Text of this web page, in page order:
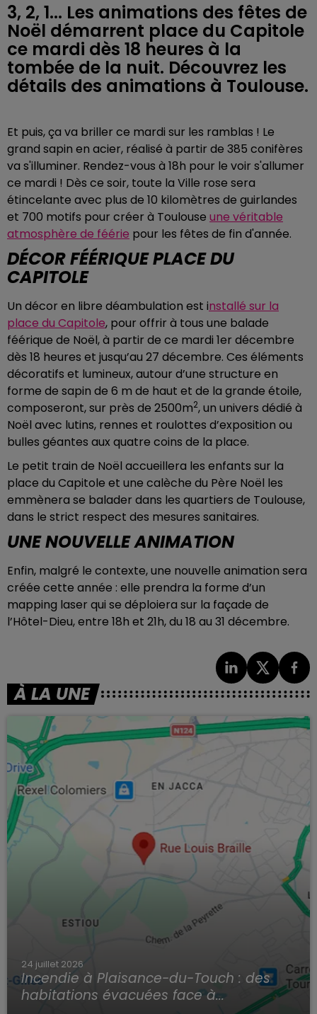
3, 2, 1... Les animations des fêtes de
Noël démarrent place du Capitole
ce mardi dès 18 heures à la
tombée de la nuit. Découvrez les
détails des animations à Toulouse.
Et puis, ça va briller ce mardi sur les ramblas ! Le
grand sapin en acier, réalisé à partir de 385 conifères
va s'illuminer. Rendez-vous à 18h pour le voir s'allumer
ce mardi ! Dès ce soir, toute la Ville rose sera
étincelante avec plus de 10 kilomètres de guirlandes
et 700 motifs pour créer à Toulouse une véritable
atmosphère de féérie pour les fêtes de fin d'année.
DÉCOR FÉÉRIQUE PLACE DU
CAPITOLE
Un décor en libre déambulation est installé sur la
place du Capitole, pour offrir à tous une balade
féérique de Noël, à partir de ce mardi 1er décembre
dès 18 heures et jusqu’au 27 décembre. Ces éléments
décoratifs et lumineux, autour d’une structure en
forme de sapin de 6 m de haut et de la grande étoile,
composeront, sur près de 2500m2, un univers dédié à
Noël avec lutins, rennes et roulottes d’exposition ou
bulles géantes aux quatre coins de la place.
Le petit train de Noël accueillera les enfants sur la
place du Capitole et une calèche du Père Noël les
emmènera se balader dans les quartiers de Toulouse,
dans le strict respect des mesures sanitaires.
UNE NOUVELLE ANIMATION
Enfin, malgré le contexte, une nouvelle animation sera
créée cette année : elle prendra la forme d’un
mapping laser qui se déploiera sur la façade de
l’Hôtel-Dieu, entre 18h et 21h, du 18 au 31 décembre.
À LA UNE
24 juillet 2026
Incendie à Plaisance-du-Touch : des
habitations évacuées face à...